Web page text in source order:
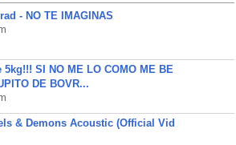
- NO TE IMAGINAS
5kg!!! SI NO ME LO COMO ME BE
DE BOVR...
& Demons Acoustic (Official Vid